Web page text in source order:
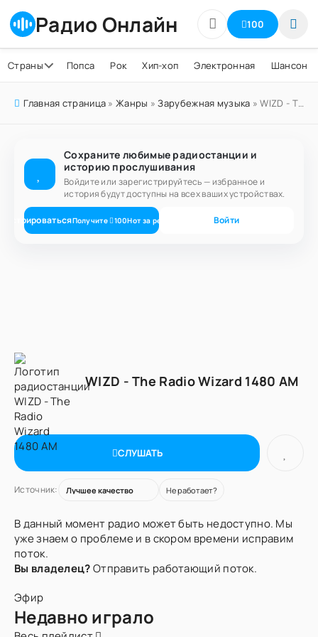
Радио Онлайн 100
Страны Попса Рок Хип-хоп Электронная Шансон
Главная страница »Жанры »Зарубежная музыка » WIZD - The Radio Wizard 1480 AM
Сохраните любимые радиостанции и
историю прослушивания
Войдите или зарегистрируйтесь — избранное и
история будут доступны на всех ваших устройствах.
Получите 100Нот за регистрацию Войти
WIZD - The Radio Wizard 1480 AM
СЛУШАТЬ
Источник: Не работает?
В данный момент радио может быть недоступно. Мы
уже знаем о проблеме и в скором времени исправим
поток.
Вы владелец?Отправить работающий поток.
Эфир
Недавно играло